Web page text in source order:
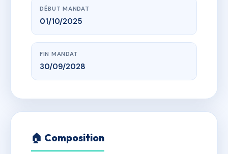
DÉBUT MANDAT
01/10/2025
FIN MANDAT
30/09/2028
🏠 Composition